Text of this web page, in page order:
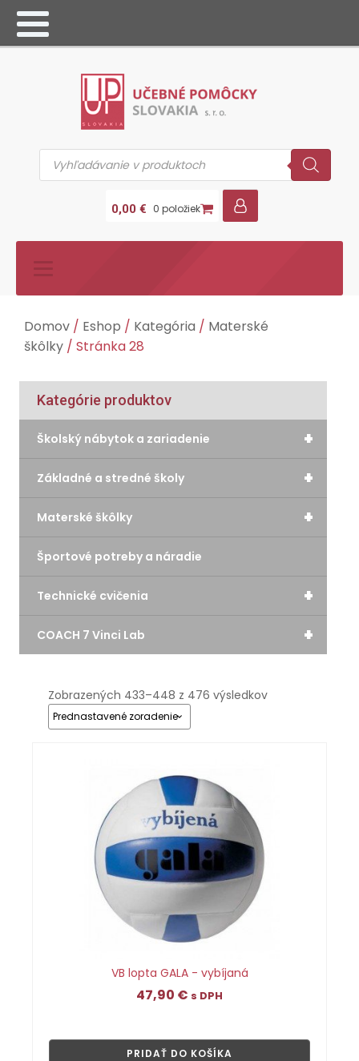
Products
search
0,00 € 0 položiek
Domov / Eshop / Kategória / Materské
škôlky / Stránka 28
Kategórie produktov
+
Školský nábytok a zariadenie
+
Základné a stredné školy
+
Materské škôlky
Športové potreby a náradie
+
Technické cvičenia
+
COACH 7 Vinci Lab
Zobrazených 433–448 z 476 výsledkov
VB lopta GALA - vybíjaná
47,90 € s DPH
PRIDAŤ DO KOŠÍKA